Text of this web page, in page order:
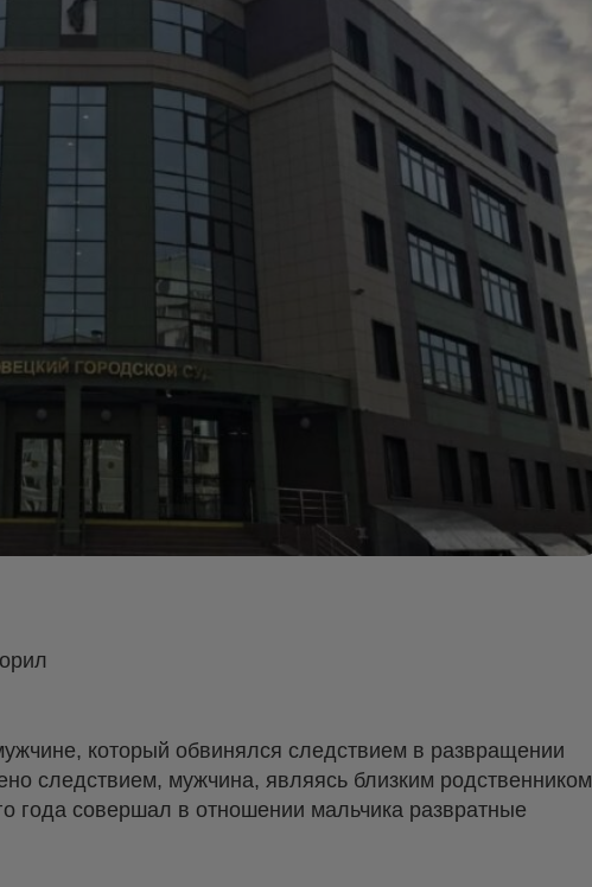
который обвинялся следствием в развращении
следствием, мужчина, являясь близким родственником
года совершал в отношении мальчика развратные